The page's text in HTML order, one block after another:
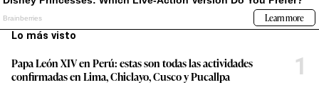
Lo más visto
Papa León XIV en Perú: estas son todas las actividades
confirmadas en Lima, Chiclayo, Cusco y Pucallpa
1